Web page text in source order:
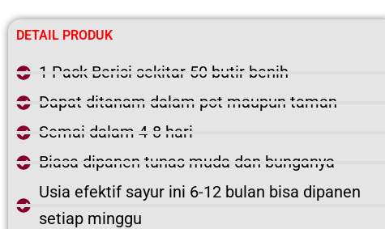
DETAIL PRODUK
1 Pack Berisi sekitar 50 butir benih
Dapat ditanam dalam pot maupun taman
Semai dalam 4-8 hari
Biasa dipanen tunas muda dan bunganya
Usia efektif sayur ini 6-12 bulan bisa dipanen
setiap minggu